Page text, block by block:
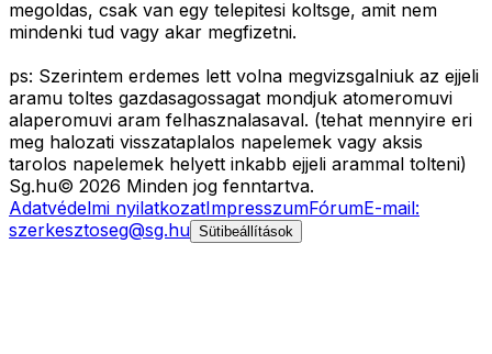
megoldas, csak van egy telepitesi koltsge, amit nem
mindenki tud vagy akar megfizetni.
ps: Szerintem erdemes lett volna megvizsgalniuk az ejjeli
aramu toltes gazdasagossagat mondjuk atomeromuvi
alaperomuvi aram felhasznalasaval. (tehat mennyire eri
meg halozati visszataplalos napelemek vagy aksis
tarolos napelemek helyett inkabb ejjeli arammal tolteni)
Sg.hu© 2026 Minden jog fenntartva.
Adatvédelmi nyilatkozatImpresszumFórumE-mail:
szerkesztoseg@sg.hu Sütibeállítások